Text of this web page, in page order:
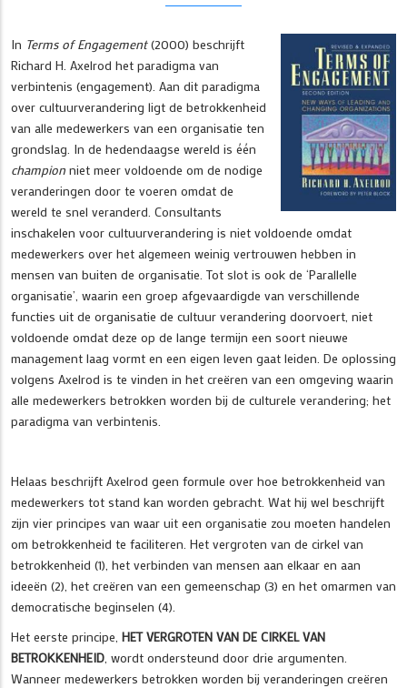
In Terms of Engagement(2000) beschrijft
Richard H. Axelrod het paradigma van
verbintenis (engagement). Aan dit paradigma
over cultuurverandering ligt de betrokkenheid
van alle medewerkers van een organisatie ten
grondslag. In de hedendaagse wereld is één
champion niet meer voldoende om de nodige
veranderingen door te voeren omdat de
wereld te snel veranderd. Consultants
inschakelen voor cultuurverandering is niet voldoende omdat
medewerkers over het algemeen weinig vertrouwen hebben in
mensen van buiten de organisatie. Tot slot is ook de ‘Parallelle
organisatie’, waarin een groep afgevaardigde van verschillende
functies uit de organisatie de cultuur verandering doorvoert, niet
voldoende omdat deze op de lange termijn een soort nieuwe
management laag vormt en een eigen leven gaat leiden. De oplossing
volgens Axelrod is te vinden in het creëren van een omgeving waarin
alle medewerkers betrokken worden bij de culturele verandering; het
paradigma van verbintenis.
Helaas beschrijft Axelrod geen formule over hoe betrokkenheid van
medewerkers tot stand kan worden gebracht. Wat hij wel beschrijft
zijn vier principes van waar uit een organisatie zou moeten handelen
om betrokkenheid te faciliteren. Het vergroten van de cirkel van
betrokkenheid (1), het verbinden van mensen aan elkaar en aan
ideeën (2), het creëren van een gemeenschap (3) en het omarmen van
democratische beginselen (4).
Het eerste principe, HET VERGROTEN VAN DE CIRKEL VAN
BETROKKENHEID , wordt ondersteund door drie argumenten.
Wanneer medewerkers betrokken worden bij veranderingen creëren